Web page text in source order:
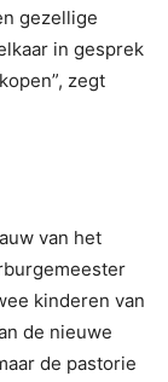
gezellige
in gesprek
zegt
van het
kinderen van
de nieuwe
de pastorie